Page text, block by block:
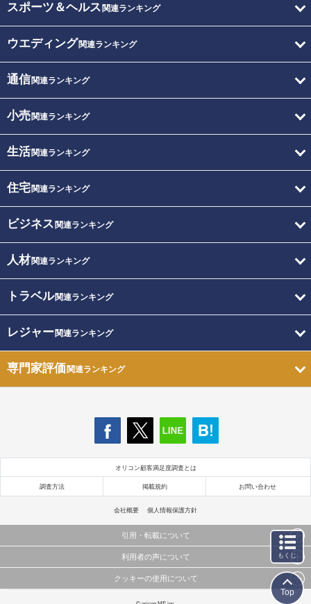
スポーツ＆ヘルス 関連ランキング
ウエディング関連ランキング
通信関連ランキング
小売関連ランキング
生活関連ランキング
住宅関連ランキング
ビジネス 関連ランキング
人材関連ランキング
トラベル関連ランキング
レジャー関連ランキング
専門家評価関連ランキング
オリコン顧客満足度調査とは
調査方法 掲載規約 お問い合わせ
会社概要 個人情報保護方針
引用・転載について
当サイトで公開されている情報（文字、写真、イラスト、画像データ等）及びこれらの配置・
これらの情報を権利者の許可なく無断転載・複製などの二次利用を行うことは固く禁じており
利用者の声について
当サイトに掲載している内容はすべてサービスの利用者が提出された見解・感想です。
クッキーの使用について
このサイトでは Cookie を使用して、ユーザーに合わせたコンテンツや広告の表示、ソーシャル
もくじ
Top